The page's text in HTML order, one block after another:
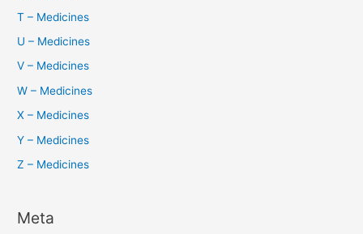
T – Medicines
U – Medicines
V – Medicines
W – Medicines
X – Medicines
Y – Medicines
Z – Medicines
Meta